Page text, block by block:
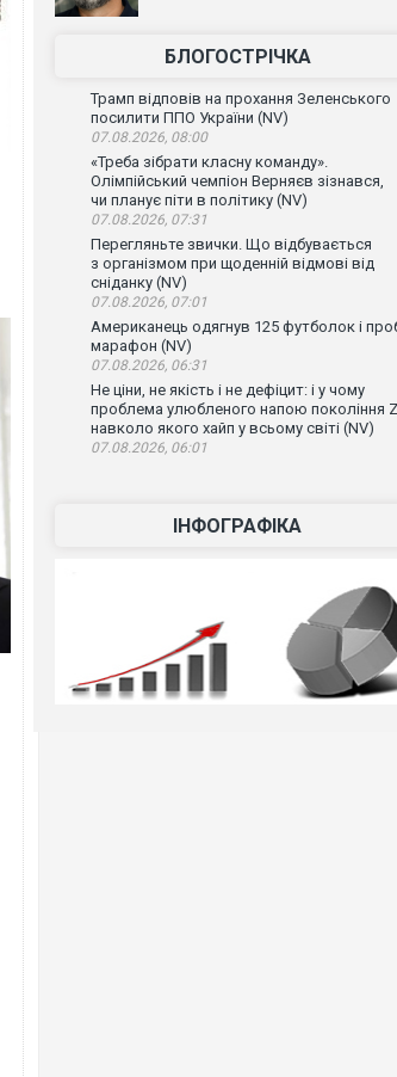
БЛОГОСТРІЧКА
Трамп відповів на прохання Зеленського
посилити ППО України (NV)
07.08.2026, 08:00
«Треба зібрати класну команду».
Олімпійський чемпіон Верняєв зізнався,
чи планує піти в політику (NV)
07.08.2026, 07:31
Перегляньте звички. Що відбувається
з організмом при щоденній відмові від
сніданку (NV)
07.08.2026, 07:01
Американець одягнув 125 футболок і
марафон (NV)
07.08.2026, 06:31
Не ціни, не якість і не дефіцит: і у чому
проблема улюбленого напою покоління
навколо якого хайп у всьому світі (NV)
07.08.2026, 06:01
ІНФОГРАФІКА